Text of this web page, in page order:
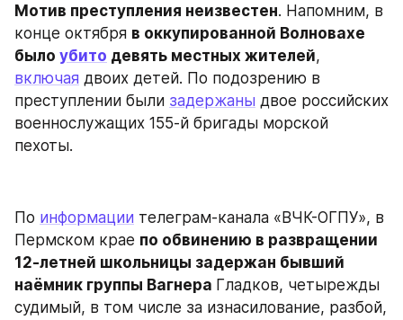
Мотив преступления неизвестен. Напомним, в
конце октября в оккупированной Волновахе
было убито девять местных жителей
включая двоих детей. По подозрению в
преступлении были задержаны двое российских
военнослужащих 155-й бригады морской
пехоты.
По информации телеграм-канала «ВЧК-ОГПУ», в
Пермском крае по обвинению в развращении
12-летней школьницы задержан бывший
наёмник группы Вагнера Гладков, четырежды
судимый, в том числе за изнасилование, разбой,